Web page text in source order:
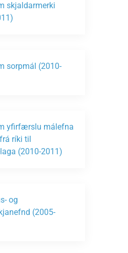
skjaldarmerki
sorpmál (2010-
yfirfærslu málefna
ríki til
(2010-2011)
og
(2005-